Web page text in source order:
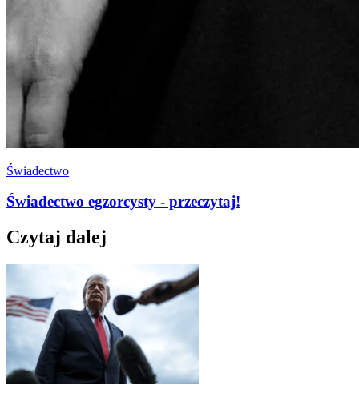
Świadectwo
Świadectwo egzorcysty - przeczytaj!
Czytaj dalej